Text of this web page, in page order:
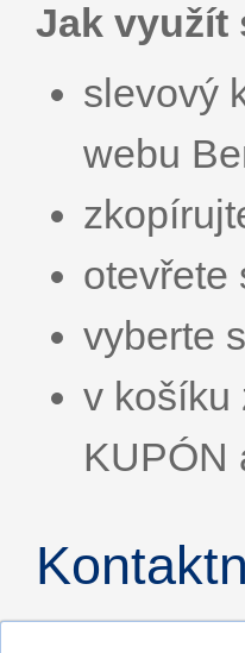
Jak využít
slevový
webu
otevřete
vyberte
v košíku
KUPÓN